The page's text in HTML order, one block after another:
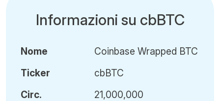
Informazioni su cbBTC
Nome
Ticker
Circ.
Coinbase Wrapped BTC
cbBTC
21,000,000